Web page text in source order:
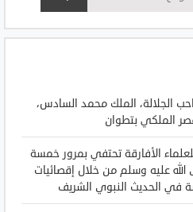
الجلالة، الملك محمد السادس،
الملكي بتطوان
الأفارقة تحتفي بمرور خمسة
عليه وسلم من خلال إقصائيات
في الحديث النبوي الشريف